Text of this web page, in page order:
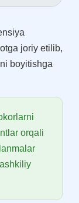
joriy etilib,
boyitishga
orqali